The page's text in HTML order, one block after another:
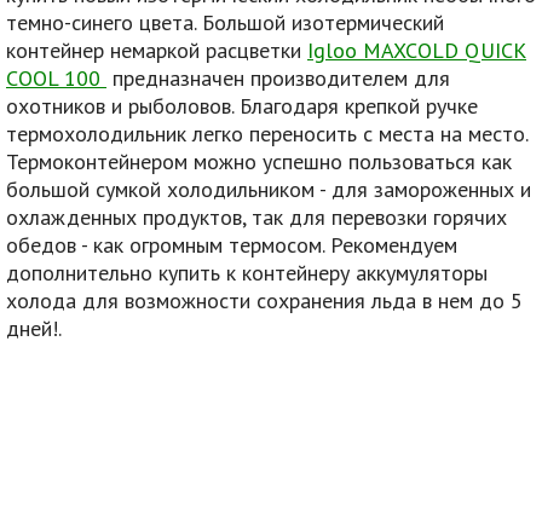
темно-синего цвета. Большой изотермический
контейнер немаркой расцветки Igloo MAXCOLD QUICK
COOL 100 предназначен производителем для
охотников и рыболовов. Благодаря крепкой ручке
термохолодильник легко переносить с места на место.
Термоконтейнером можно успешно пользоваться как
большой сумкой холодильником - для замороженных и
охлажденных продуктов, так для перевозки горячих
обедов - как огромным термосом. Рекомендуем
дополнительно купить к контейнеру аккумуляторы
холода для возможности сохранения льда в нем до 5
дней!.